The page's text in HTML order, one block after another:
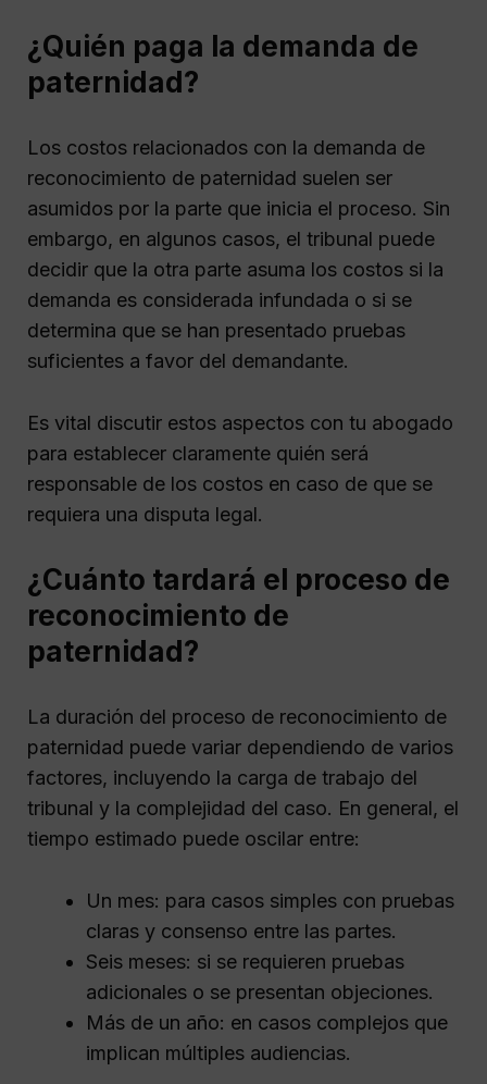
¿Quién paga la demanda de
paternidad?
Los costos relacionados con la demanda de
reconocimiento de paternidad suelen ser
asumidos por la parte que inicia el proceso. Sin
embargo, en algunos casos, el tribunal puede
decidir que la otra parte asuma los costos si la
demanda es considerada infundada o si se
determina que se han presentado pruebas
suficientes a favor del demandante.
Es vital discutir estos aspectos con tu abogado
para establecer claramente quién será
responsable de los costos en caso de que se
requiera una disputa legal.
¿Cuánto tardará el proceso de
reconocimiento de
paternidad?
La duración del proceso de reconocimiento de
paternidad puede variar dependiendo de varios
factores, incluyendo la carga de trabajo del
tribunal y la complejidad del caso. En general, el
tiempo estimado puede oscilar entre:
Un mes: para casos simples con pruebas
claras y consenso entre las partes.
Seis meses: si se requieren pruebas
adicionales o se presentan objeciones.
Más de un año: en casos complejos que
implican múltiples audiencias.